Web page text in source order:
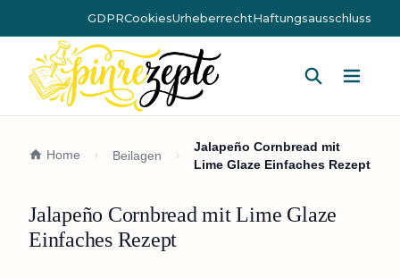
GDPRCookiesUrheberrechtHaftungsausschluss
Home Beilagen
Jalapeño Cornbread mit
Lime Glaze Einfaches Rezept
Jalapeño Cornbread mit Lime Glaze
Einfaches Rezept